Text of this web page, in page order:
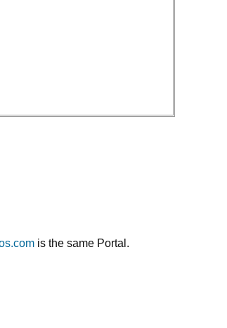
is the same Portal.